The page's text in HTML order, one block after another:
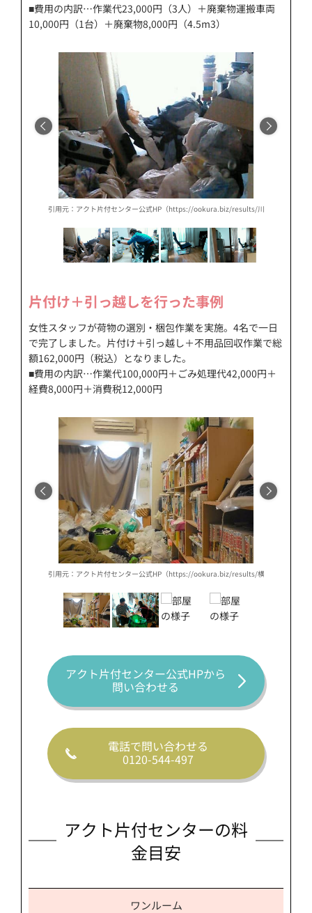
■費用の内訳…作業代23,000円（3人）＋廃棄物運搬車両
10,000円（1台）＋廃棄物8,000円（4.5m3）
川崎市k様%e3%80%80部屋片付け、仕分け選別、不用品回収/）
引用元：アクト片付センター公式HP（https://ookura.biz/results/川崎市k様
片付け＋引っ越しを行った事例
女性スタッフが荷物の選別・梱包作業を実施。4名で一日
で完了しました。片付け＋引っ越し＋不用品回収作業で総
額162,000円（税込）となりました。
■費用の内訳…作業代100,000円＋ごみ処理代42,000円＋
経費8,000円＋消費税12,000円
横浜市%e3%80%80o様%e3%80%80片付け、引っ越し、不用品回収作業/）
引用元：アクト片付センター公式HP（https://ookura.biz/results/横浜市
アクト片付センター公式HPから
問い合わせる
電話で問い合わせる
0120-544-497
アクト片付センターの料
金目安
ワンルーム